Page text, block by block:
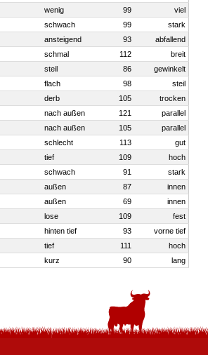
wenig 99
viel
schwach 99
stark
ansteigend 93
abfallend
schmal 112
breit
steil 86
gewinkelt
flach 98
steil
derb 105
trocken
nach außen 121
parallel
nach außen 105
parallel
schlecht 113
gut
tief 109
hoch
schwach 91
stark
außen 87
innen
außen 69
innen
lose 109
fest
hinten tief 93
vorne tief
tief 111
hoch
kurz 90 lang